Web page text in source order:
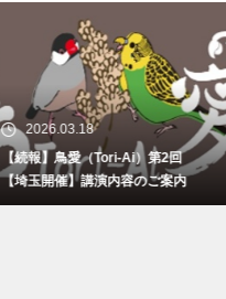
2026.03.18
【続報】鳥愛（Tori-Ai）第2回
【埼玉開催】講演内容のご案内